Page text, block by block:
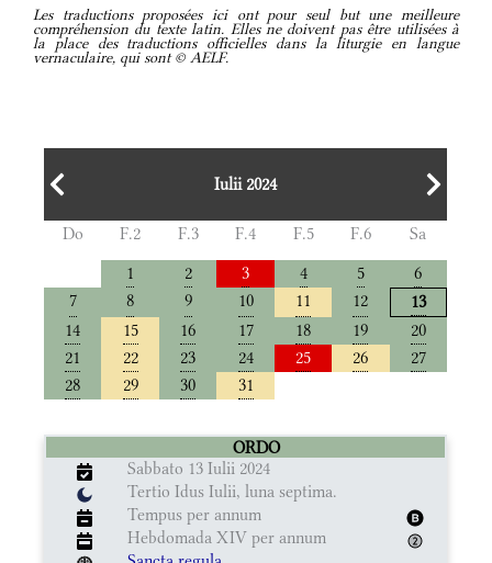
Les traductions proposées ici ont pour seul but une meilleure
compréhension du texte latin. Elles ne doivent pas être utilisées à
la place des traductions officielles dans la liturgie en langue
vernaculaire, qui sont © AELF.
Iulii 2024
Do F.2 F.3 F.4 F.5 F.6
Sa
1
2 3 4 5
6
7
8 9 10 11 12
13
14
15 16 17 18 19
20
21
22 23 24 25 26
27
28
29 30 31
ORDO
Sabbato 13 Iulii 2024
Tertio Idus Iulii, luna septima.
Tempus per annum
Hebdomada XIV per annum